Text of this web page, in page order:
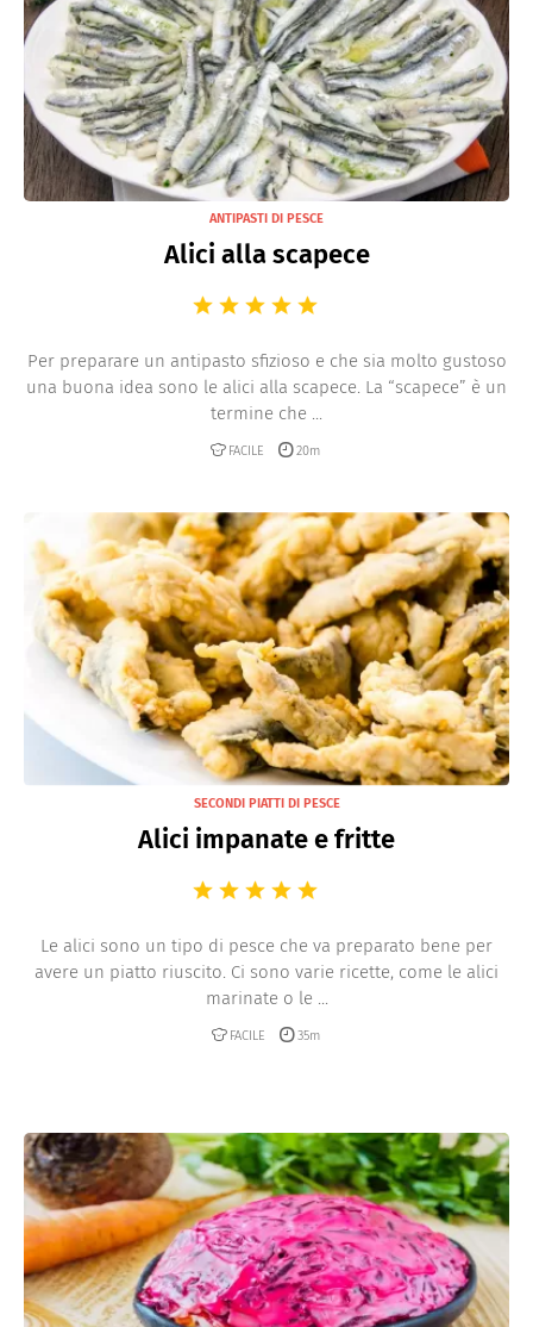
ANTIPASTI DI PESCE
Alici alla scapece
Per preparare un antipasto sfizioso e che sia molto gustoso
una buona idea sono le alici alla scapece. La “scapece” è un
termine che ...
FACILE 20m
SECONDI PIATTI DI PESCE
Alici impanate e fritte
Le alici sono un tipo di pesce che va preparato bene per
avere un piatto riuscito. Ci sono varie ricette, come le alici
marinate o le ...
FACILE 35m